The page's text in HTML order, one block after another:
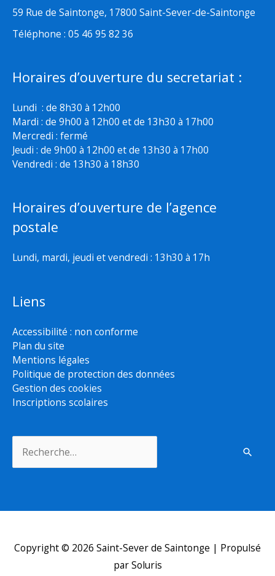
59 Rue de Saintonge, 17800 Saint-Sever-de-Saintonge
Téléphone : 05 46 95 82 36
Horaires d’ouverture du secretariat :
Lundi : de 8h30 à 12h00
Mardi : de 9h00 à 12h00 et de 13h30 à 17h00
Mercredi : fermé
Jeudi : de 9h00 à 12h00 et de 13h30 à 17h00
Vendredi : de 13h30 à 18h30
Horaires d’ouverture de l’agence
postale
Lundi, mardi, jeudi et vendredi : 13h30 à 17h
Liens
Accessibilité : non conforme
Plan du site
Mentions légales
Politique de protection des données
Gestion des cookies
Inscriptions scolaires
Copyright © 2026 Saint-Sever de Saintonge | Propulsé
par Soluris